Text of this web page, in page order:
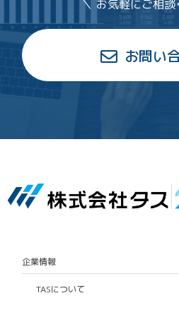
＼ お気軽にご相
お問い
企業情報
TASについて